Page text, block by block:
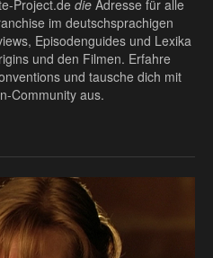
Project.de die Adresse für alle
im deutschsprachigen
Episodenguides und Lexika
und den Filmen. Erfahre
und tausche dich mit
Community aus.